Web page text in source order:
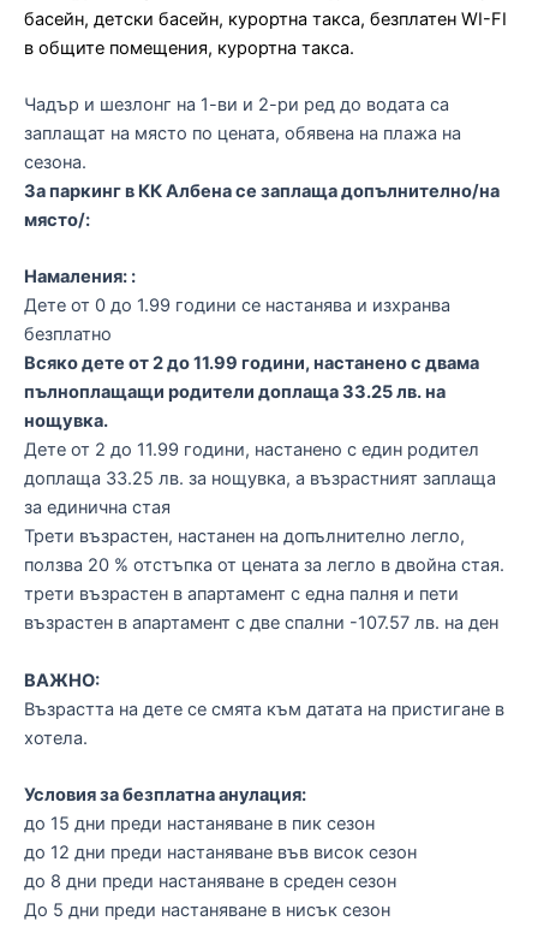
басейн, детски басейн, курортна такса, безплатен WІ-FI
в общите помещения, курортна такса.
Чадър и шезлонг на 1-ви и 2-ри ред до водата са
заплащат на място по цената, обявена на плажа на
сезона.
За паркинг в КК Албена се заплаща допълнително/на
място/:
Намаления: :
Дете от 0 до 1.99 години се настанява и изхранва
безплатно
Всяко дете от 2 до 11.99 години, настанено с двама
пълноплащащи родители доплаща 33.25 лв. на
нощувка.
Дете от 2 до 11.99 години, настанено с един родител
доплаща 33.25 лв. за нощувка, а възрастният заплаща
за единична стая
Трети възрастен, настанен на допълнително легло,
ползва 20 % отстъпка от цената за легло в двойна стая.
трети възрастен в апартамент с една палня и пети
възрастен в апартамент с две спални -107.57 лв. на ден
ВАЖНО:
Възрастта на дете се смята към датата на пристигане в
хотела.
Условия за безплатна анулация:
до 15 дни преди настаняване в пик сезон
до 12 дни преди настаняване във висок сезон
до 8 дни преди настаняване в среден сезон
До 5 дни преди настаняване в нисък сезон